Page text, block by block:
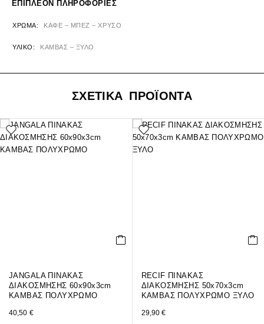
ΕΠΙΠΛΈΟΝ ΠΛΗΡΟΦΟΡΊΕΣ
ΧΡΏΜΑ ΚΑΦΕ – ΜΠΕΖ – ΧΡΥΣΟ
ΥΛΙΚΌ ΚΑΜΒΑΣ – ΞΥΛΟ
ΣΧΕΤΙΚΑ ΠΡΟΪΟΝΤΑ
JANGALA ΠΙΝΑΚΑΣ
ΔΙΑΚΟΣΜΗΣΗΣ 60x90x3cm
ΚΑΜΒΑΣ ΠΟΛΥΧΡΩΜΟ
40,50 €
RECIF ΠΙΝΑΚΑΣ
ΔΙΑΚΟΣΜΗΣΗΣ 50x70x3cm
ΚΑΜΒΑΣ ΠΟΛΥΧΡΩΜΟ ΞΥΛΟ
29,90€